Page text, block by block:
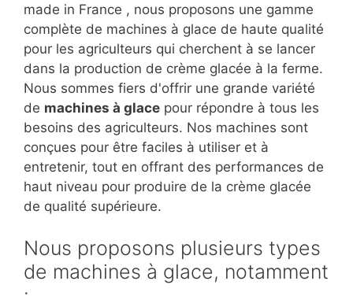
made in France , nous proposons une gamme
complète de machines à glace de haute qualité
pour les agriculteurs qui cherchent à se lancer
dans la production de crème glacée à la ferme.
Nous sommes fiers d'offrir une grande variété
de machines à glace pour répondre à tous les
besoins des agriculteurs. Nos machines sont
conçues pour être faciles à utiliser et à
entretenir, tout en offrant des performances de
haut niveau pour produire de la crème glacée
de qualité supérieure.
Nous proposons plusieurs types
de machines à glace, notamment